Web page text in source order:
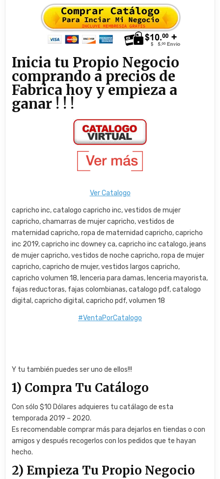
Inicia tu Propio Negocio
comprando a precios de
Fabrica hoy y empieza a
ganar ! ! !
Ver Catalogo
capricho inc, catalogo capricho inc, vestidos de mujer
capricho, chamarras de mujer capricho, vestidos de
maternidad capricho, ropa de maternidad capricho, capricho
inc 2019, capricho inc downey ca, capricho inc catalogo, jeans
de mujer capricho, vestidos de noche capricho, ropa de mujer
capricho, capricho de mujer, vestidos largos capricho,
capricho volumen 18, lenceria para damas, lenceria mayorista,
fajas reductoras, fajas colombianas, catalogo pdf, catalogo
digital, capricho digital, capricho pdf, volumen 18
#VentaPorCatalogo
Y tu también puedes ser uno de ellos!!!
1) Compra Tu Catálogo
Con sólo $10 Dólares adquieres tu catálago de esta
temporada 2019 – 2020.
Es recomendable comprar más para dejarlos en tiendas o con
amigos y después recogerlos con los pedidos que te hayan
hecho.
2) Empieza Tu Propio Negocio